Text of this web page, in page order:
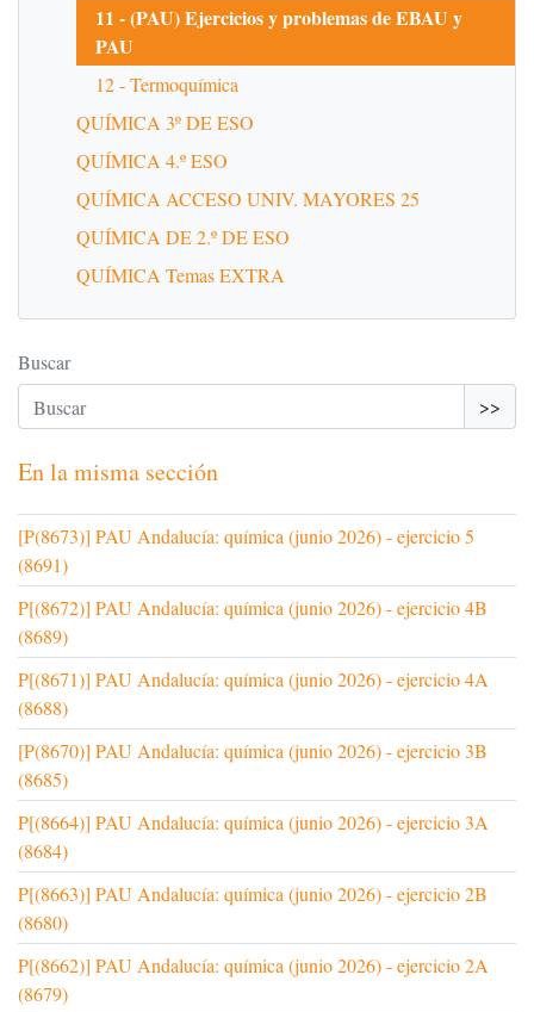
11 - (PAU) Ejercicios y problemas de EBAU y
PAU
12 - Termoquímica
QUÍMICA 3º DE ESO
QUÍMICA 4.º ESO
QUÍMICA ACCESO UNIV. MAYORES 25
QUÍMICA DE 2.º DE ESO
QUÍMICA Temas EXTRA
Buscar
>>
En la misma sección
[P(8673)] PAU Andalucía: química (junio 2026) - ejercicio 5
(8691)
P[(8672)] PAU Andalucía: química (junio 2026) - ejercicio 4B
(8689)
P[(8671)] PAU Andalucía: química (junio 2026) - ejercicio 4A
(8688)
[P(8670)] PAU Andalucía: química (junio 2026) - ejercicio 3B
(8685)
P[(8664)] PAU Andalucía: química (junio 2026) - ejercicio 3A
(8684)
P[(8663)] PAU Andalucía: química (junio 2026) - ejercicio 2B
(8680)
P[(8662)] PAU Andalucía: química (junio 2026) - ejercicio 2A
(8679)